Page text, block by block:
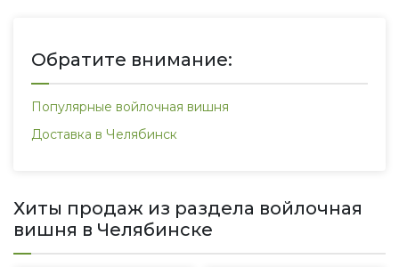
Обратите внимание:
Популярные войлочная вишня
Доставка в Челябинск
Хиты продаж из раздела войлочная
вишня в Челябинске